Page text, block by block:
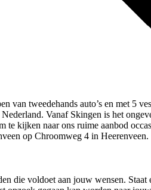
van tweedehands auto’s en met 5
Vanaf Skingen is het
kijken naar ons ruime aanbod
op Chroomweg 4 in Heerenveen.
die voldoet aan jouw wensen. Staat